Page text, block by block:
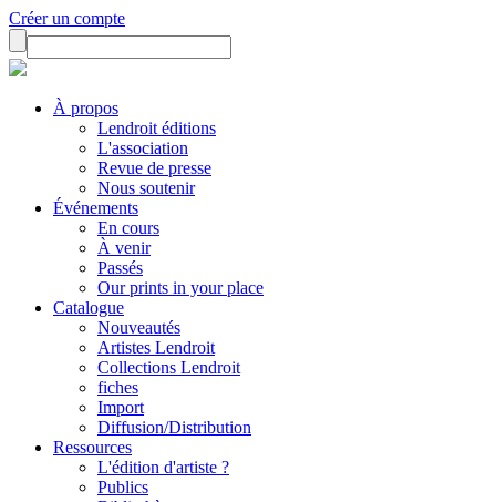
Créer un compte
À propos
Lendroit éditions
L'association
Revue de presse
Nous soutenir
Événements
En cours
À venir
Passés
Our prints in your place
Catalogue
Nouveautés
Artistes Lendroit
Collections Lendroit
fiches
Import
Diffusion/Distribution
Ressources
L'édition d'artiste ?
Publics